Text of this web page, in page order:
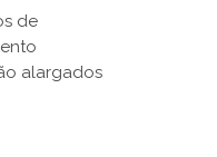
de
alargados